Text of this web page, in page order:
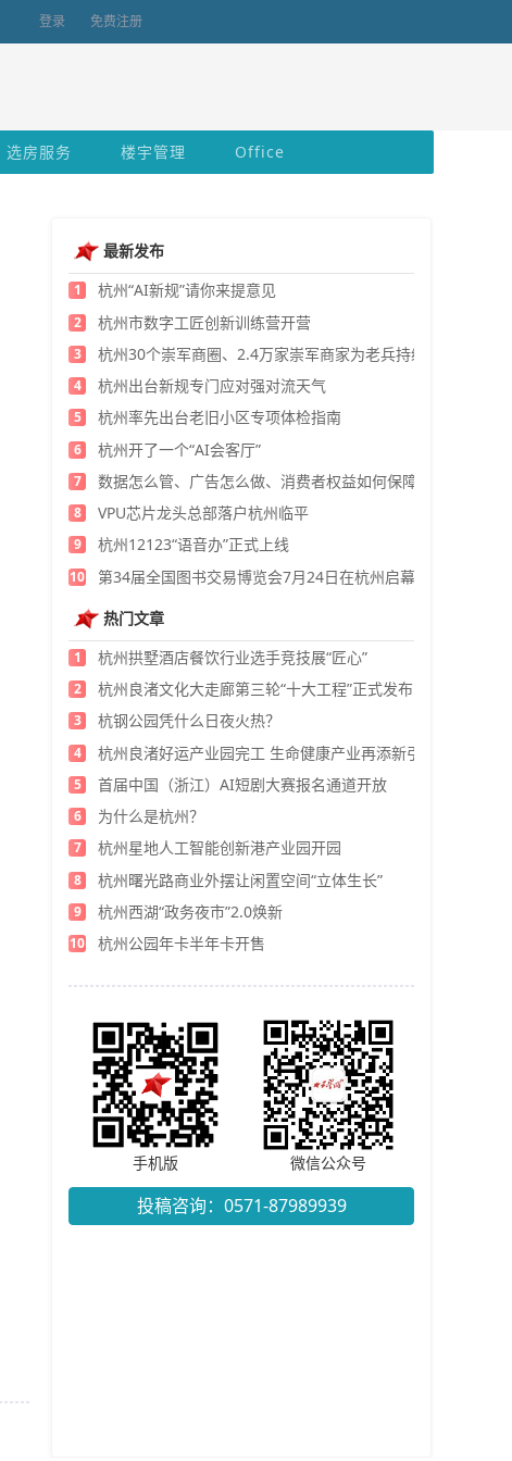
登录 免费注册
选房服务 楼宇管理 Office
最新发布
1 杭州“AI新规”请你来提意见
2 杭州市数字工匠创新训练营开营
3 杭州30个崇军商圈、2.4万家崇军商家为老兵持续发福利
4 杭州出台新规专门应对强对流天气
5 杭州率先出台老旧小区专项体检指南
6 杭州开了一个“AI会客厅”
7 数据怎么管、广告怎么做、消费者权益如何保障？
8 VPU芯片龙头总部落户杭州临平
9 杭州12123“语音办”正式上线
10
第34届全国图书交易博览会7月24日在杭州启幕
热门文章
1 杭州拱墅酒店餐饮行业选手竞技展“匠心”
2 杭州良渚文化大走廊第三轮“十大工程”正式发布
3 杭钢公园凭什么日夜火热？
4 杭州良渚好运产业园完工 生命健康产业再添新引擎
5 首届中国（浙江）AI短剧大赛报名通道开放
6 为什么是杭州？
7 杭州星地人工智能创新港产业园开园
8 杭州曙光路商业外摆让闲置空间“立体生长”
9 杭州西湖“政务夜市”2.0焕新
10 杭州公园年卡半年卡开售
手机版 微信公众号
投稿咨询：0571-87989939